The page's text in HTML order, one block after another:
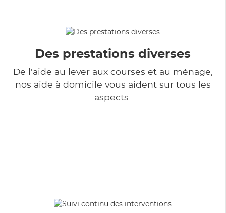
Des prestations diverses
De l'aide au lever aux courses et au ménage,
nos aide à domicile vous aident sur tous les
aspects